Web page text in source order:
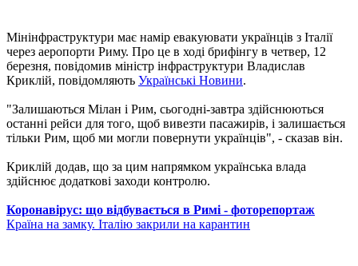
Мінінфраструктури має намір евакуювати українців з Італії
через аеропорти Риму. Про це в ході брифінгу в четвер, 12
березня, повідомив міністр інфраструктури Владислав
Криклій, повідомляють Українські Новини.
"Залишаються Мілан і Рим, сьогодні-завтра здійснюються
останні рейси для того, щоб вивезти пасажирів, і залишається
тільки Рим, щоб ми могли повернути українців", - сказав він.
Криклій додав, що за цим напрямком українська влада
здійснює додаткові заходи контролю.
Коронавірус: що відбувається в Римі - фоторепортаж
Країна на замку. Італію закрили на карантин